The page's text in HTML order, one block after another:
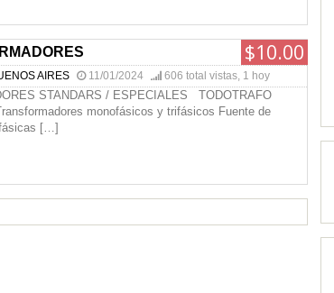
$10.00
AIRES 11/01/2024 606 total vistas, 1 hoy
STANDARS / ESPECIALES TODOTRAFO
monofásicos y trifásicos Fuente de
[…]